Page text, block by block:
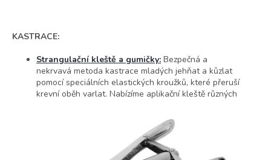
KASTRACE:
Strangulační kleště a gumičky: Bezpečná a
nekrvavá metoda kastrace mladých jehňat a kůzlat
pomocí speciálních elastických kroužků, které přeruší
krevníoběh varlat. Nabízíme aplikační kleště různých